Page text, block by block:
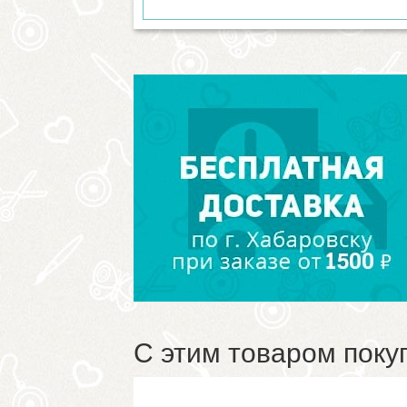
С этим товаром